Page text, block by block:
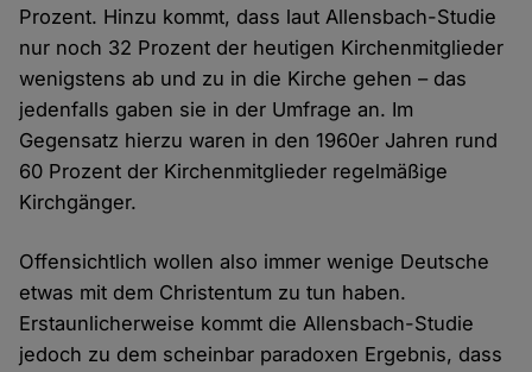
Prozent. Hinzu kommt, dass laut Allensbach-Studie
nur noch 32 Prozent der heutigen Kirchenmitglieder
wenigstens ab und zu in die Kirche gehen – das
jedenfalls gaben sie in der Umfrage an. Im
Gegensatz hierzu waren in den 1960er Jahren rund
60 Prozent der Kirchenmitglieder regelmäßige
Kirchgänger.
Offensichtlich wollen also immer wenige Deutsche
etwas mit dem Christentum zu tun haben.
Erstaunlicherweise kommt die Allensbach-Studie
jedoch zu dem scheinbar paradoxen Ergebnis, dass